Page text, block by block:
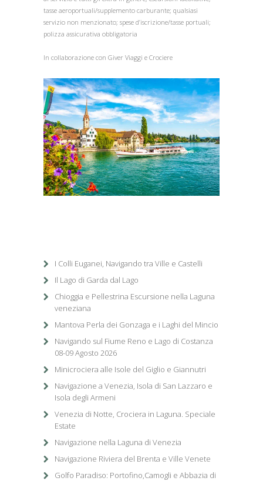
tasse aeroportuali/supplemento carburante; qualsiasi
servizio non menzionato; spese d’iscrizione/tasse portuali;
polizza assicurativa obbligatoria
In collaborazione con Giver Viaggi e Crociere
1/1
I Colli Euganei, Navigando tra Ville e Castelli
Il Lago di Garda dal Lago
Chioggia e Pellestrina Escursione nella Laguna
veneziana
Mantova Perla dei Gonzaga e i Laghi del Mincio
Navigando sul Fiume Reno e Lago di Costanza
08-09 Agosto 2026
Minicrociera alle Isole del Giglio e Giannutri
Navigazione a Venezia, Isola di San Lazzaro e
Isola degli Armeni
Venezia di Notte, Crociera in Laguna. Speciale
Estate
Navigazione nella Laguna di Venezia
Navigazione Riviera del Brenta e Ville Venete
Golfo Paradiso: Portofino,Camogli e Abbazia di